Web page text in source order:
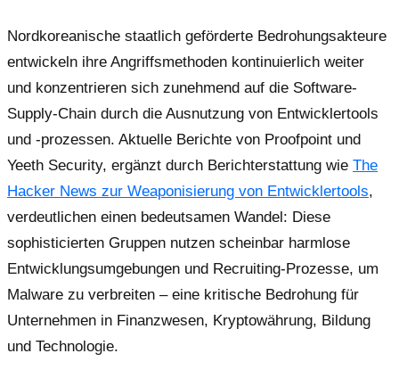
Nordkoreanische staatlich geförderte Bedrohungsakteure
entwickeln ihre Angriffsmethoden kontinuierlich weiter
und konzentrieren sich zunehmend auf die Software-
Supply-Chain durch die Ausnutzung von Entwicklertools
und -prozessen. Aktuelle Berichte von Proofpoint und
Yeeth Security, ergänzt durch Berichterstattung wie The
Hacker News zur Weaponisierung von Entwicklertools,
verdeutlichen einen bedeutsamen Wandel: Diese
sophisticierten Gruppen nutzen scheinbar harmlose
Entwicklungsumgebungen und Recruiting-Prozesse, um
Malware zu verbreiten – eine kritische Bedrohung für
Unternehmen in Finanzwesen, Kryptowährung, Bildung
und Technologie.